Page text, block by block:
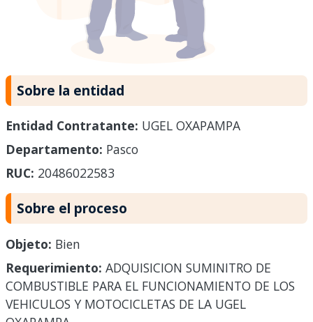
Sobre la entidad
Entidad Contratante: UGEL OXAPAMPA
Departamento: Pasco
RUC: 20486022583
Sobre el proceso
Objeto: Bien
Requerimiento: ADQUISICION SUMINITRO DE
COMBUSTIBLE PARA EL FUNCIONAMIENTO DE LOS
VEHICULOS Y MOTOCICLETAS DE LA UGEL